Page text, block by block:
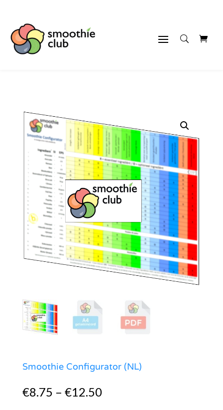
Smoothie Configurator (NL)
€8.75 – €12.50